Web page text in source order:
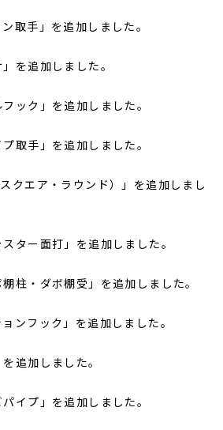
取手」を追加しました。
を追加しました。
ック」を追加しました。
取手」を追加しました。
クエア・ラウンド）」を追加しまし
ター面打」を追加しました。
柱・ダボ棚受」を追加しました。
ンフック」を追加しました。
追加しました。
イプ」を追加しました。